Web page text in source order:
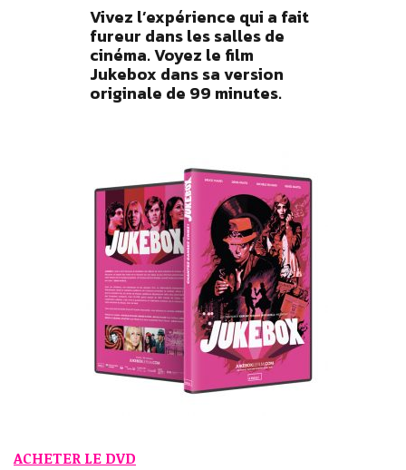
Vivez l’expérience qui a fait
fureur dans les salles de
cinéma. Voyez le film
Jukebox dans sa version
originale de 99 minutes.
ACHETER LE DVD